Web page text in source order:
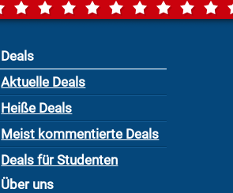
Deals
Aktuelle Deals
Heiße Deals
Meist kommentierte Deals
Deals für Studenten
Über uns